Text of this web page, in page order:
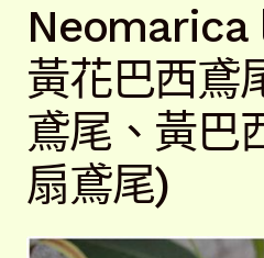
植物圖鑑/標示牌/附件型錄
解說牌規格
聯絡我們
黃花巴西鳶
鳶尾、黃巴
扇鳶尾)